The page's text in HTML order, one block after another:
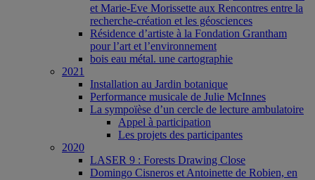
et Marie-Eve Morissette aux Rencontres entre la
recherche-création et les géosciences
Résidence d’artiste à la Fondation Grantham
pour l’art et l’environnement
bois eau métal. une cartographie
2021
Installation au Jardin botanique
Performance musicale de Julie McInnes
La sympoïèse d’un cercle de lecture ambulatoire
Appel à participation
Les projets des participantes
2020
LASER 9 : Forests Drawing Close
Domingo Cisneros et Antoinette de Robien, en